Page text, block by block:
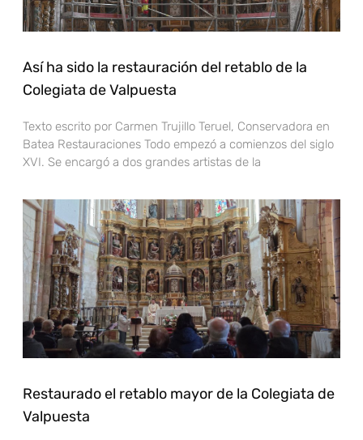
Así ha sido la restauración del retablo de la
Colegiata de Valpuesta
Texto escrito por Carmen Trujillo Teruel, Conservadora en
Batea Restauraciones Todo empezó a comienzos del siglo
XVI. Se encargó a dos grandes artistas de la
Restaurado el retablo mayor de la Colegiata de
Valpuesta